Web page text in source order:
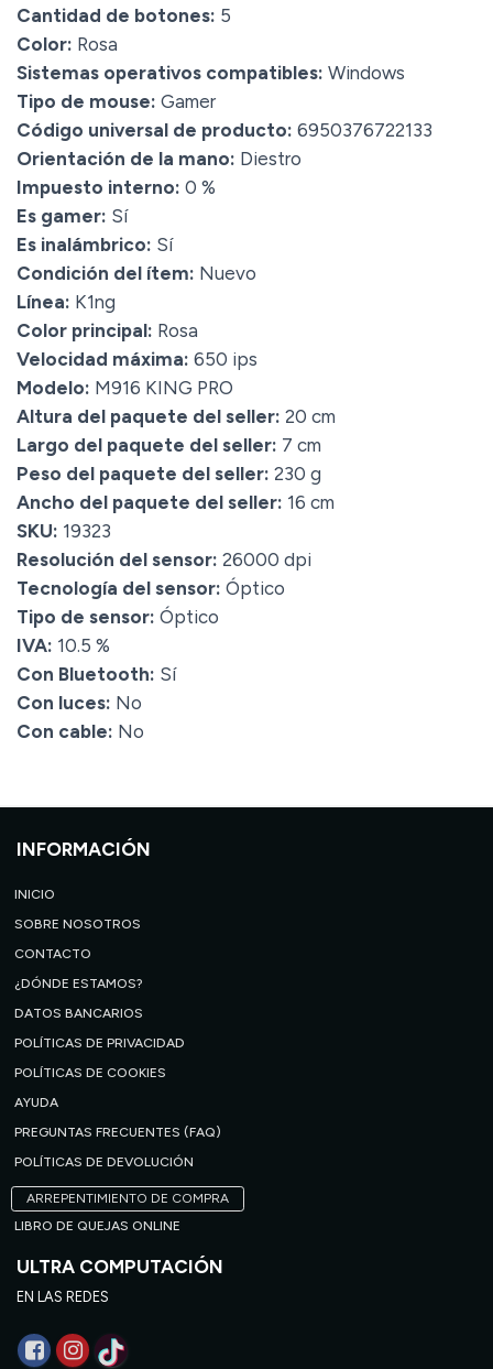
Cantidad de botones: 5
Color: Rosa
Sistemas operativos compatibles: Windows
Tipo de mouse: Gamer
Código universal de producto: 6950376722133
Orientación de la mano: Diestro
Impuesto interno: 0 %
Es gamer: Sí
Es inalámbrico: Sí
Condición del ítem: Nuevo
Línea: K1ng
Color principal: Rosa
Velocidad máxima: 650 ips
Modelo: M916 KING PRO
Altura del paquete del seller: 20 cm
Largo del paquete del seller: 7 cm
Peso del paquete del seller: 230 g
Ancho del paquete del seller: 16 cm
SKU: 19323
Resolución del sensor: 26000 dpi
Tecnología del sensor: Óptico
Tipo de sensor: Óptico
IVA: 10.5 %
Con Bluetooth: Sí
Con luces: No
Con cable: No
INFORMACIÓN
INICIO
SOBRE NOSOTROS
CONTACTO
¿DÓNDE ESTAMOS?
DATOS BANCARIOS
POLÍTICAS DE PRIVACIDAD
POLÍTICAS DE COOKIES
AYUDA
PREGUNTAS FRECUENTES (FAQ)
POLÍTICAS DE DEVOLUCIÓN
ARREPENTIMIENTO DE COMPRA
LIBRO DE QUEJAS ONLINE
ULTRA COMPUTACIÓN
EN LAS REDES